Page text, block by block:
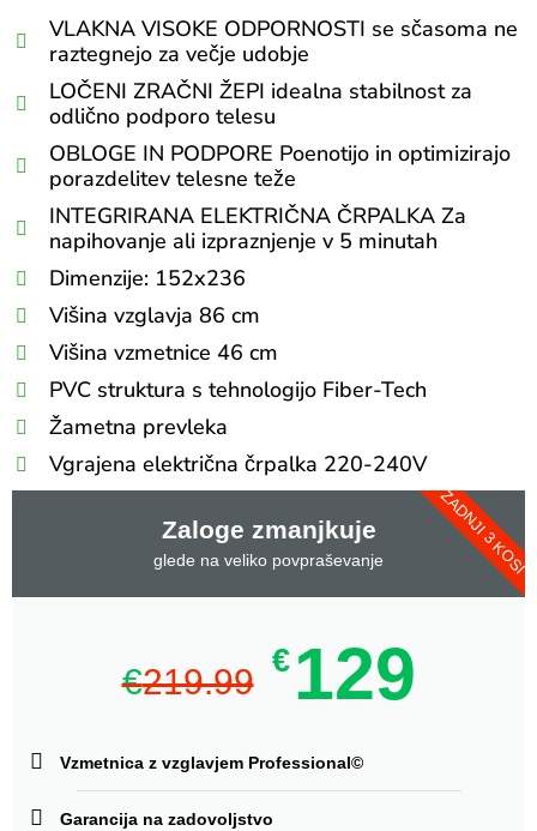
VLAKNA VISOKE ODPORNOSTI se sčasoma ne
raztegnejo za večje udobje
LOČENI ZRAČNI ŽEPI idealna stabilnost za
odlično podporo telesu
OBLOGE IN PODPORE Poenotijo ​​in optimizirajo
porazdelitev telesne teže
INTEGRIRANA ELEKTRIČNA ČRPALKA Za
napihovanje ali izpraznjenje v 5 minutah
Dimenzije: 152x236
Višina vzglavja 86 cm
Višina vzmetnice 46 cm
PVC struktura s tehnologijo Fiber-Tech
Žametna prevleka
Vgrajena električna črpalka 220-240V
Zaloge zmanjkuje
glede na veliko povpraševanje
€219.99
€ 129
Vzmetnica z vzglavjem Professional©
Garancija na zadovoljstvo
ZADNJI 3 KOSI